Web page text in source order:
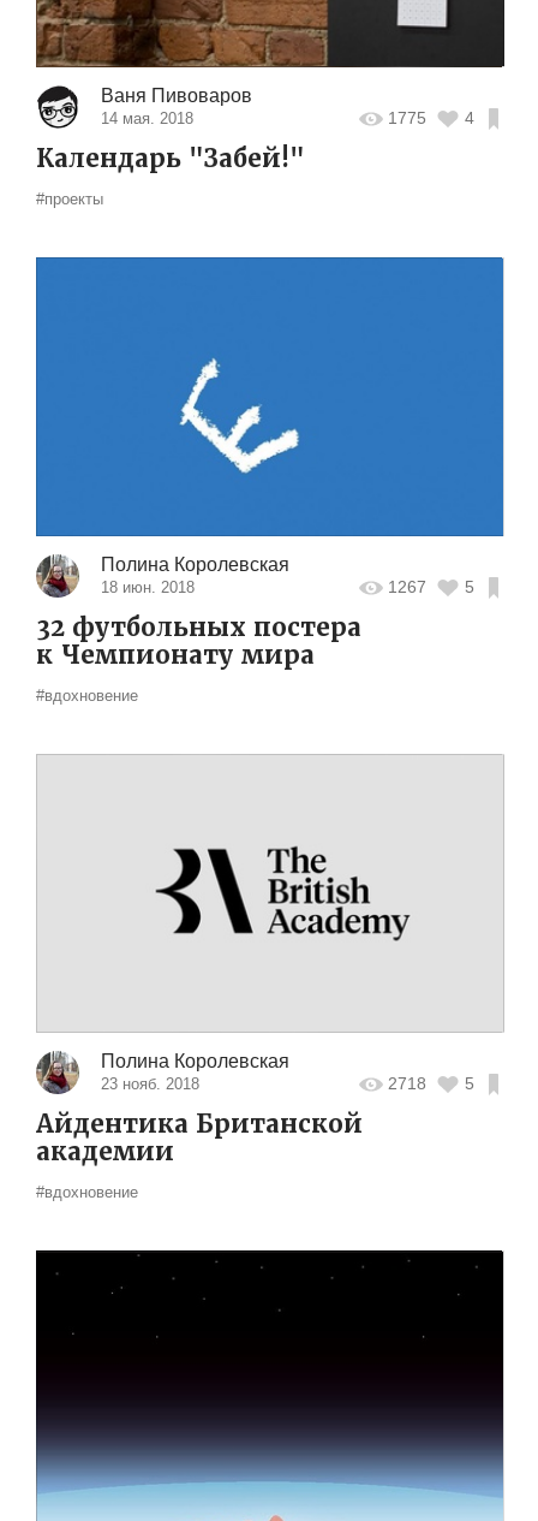
Ваня Пивоваров
14 мая. 2018 1775 4
Календарь "Забей!"
#проекты
Полина Королевская
18 июн. 2018 1267 5
32 футбольных постера
к Чемпионату мира
#вдохновение
Полина Королевская
23 нояб. 2018 2718 5
Айдентика Британской
академии
#вдохновение